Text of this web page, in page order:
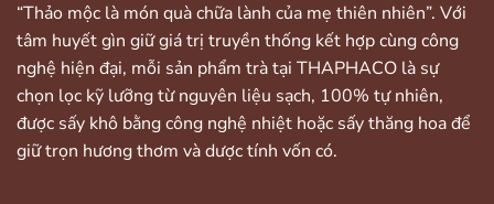
“Thảo mộc là món quà chữa lành của mẹ thiên nhiên”. Với
tâm huyết gìn giữ giá trị truyền thống kết hợp cùng công
nghệ hiện đại, mỗi sản phẩm trà tại THAPHACO là sự
chọn lọc kỹ lưỡng từ nguyên liệu sạch, 100% tự nhiên,
được sấy khô bằng công nghệ nhiệt hoặc sấy thăng hoa để
giữ trọn hương thơm và dược tính vốn có.